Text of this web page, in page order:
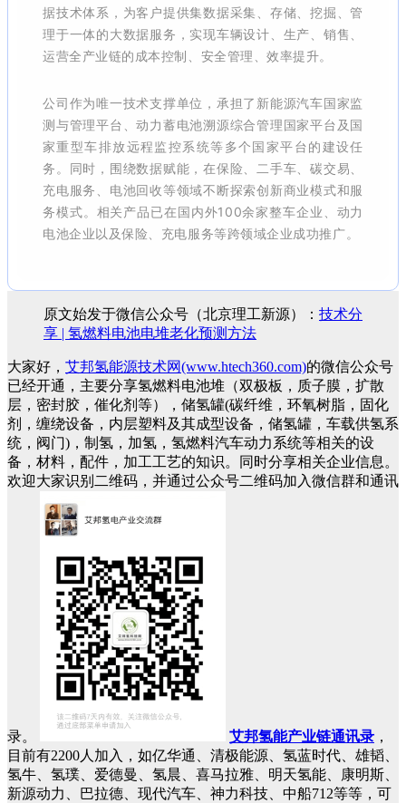
据技术体系，为客户提供集数据采集、存储、挖掘、管
理于一体的大数据服务，实现车辆设计、生产、销售、
运营全产业链的成本控制、安全管理、效率提升。
公司作为唯一技术支撑单位，承担了新能源汽车国家监
测与管理平台、动力蓄电池溯源综合管理国家平台及国
家重型车排放远程监控系统等多个国家平台的建设任
务。同时，围绕数据赋能，在保险、二手车、碳交易、
充电服务、电池回收等领域不断探索创新商业模式和服
务模式。相关产品已在国内外100余家整车企业、动力
电池企业以及保险、充电服务等跨领域企业成功推广。
原文始发于微信公众号（北京理工新源）： 技术分
享 | 氢燃料电池电堆老化预测方法
大家好， 艾邦氢能源技术网(www.htech360.com)的微信公众号
已经开通，主要分享氢燃料电池堆（双极板，质子膜，扩散
层，密封胶，催化剂等），储氢罐(碳纤维，环氧树脂，固化
剂，缠绕设备，内层塑料及其成型设备，储氢罐，车载供氢系
统，阀门)，制氢，加氢，氢燃料汽车动力系统等相关的设
备，材料，配件，加工工艺的知识。同时分享相关企业信息。
欢迎大家识别二维码，并通过公众号二维码加入微信群和通讯
录。 艾邦氢能产业链通讯录 ，
目前有2200人加入，如亿华通、清极能源、氢蓝时代、雄韬、
氢牛、氢璞、爱德曼、氢晨、喜马拉雅、明天氢能、康明斯、
新源动力、巴拉德、现代汽车、神力科技、中船712等等，可